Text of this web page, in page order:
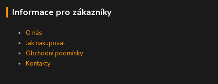
Informace pro zákazníky
O nás
Jak nakupovat
Obchodní podmínky
Kontakty